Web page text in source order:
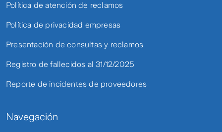
Política de atención de reclamos
Política de privacidad empresas
Presentación de consultas y reclamos
Registro de fallecidos al 31/12/2025
Reporte de incidentes de proveedores
Navegación